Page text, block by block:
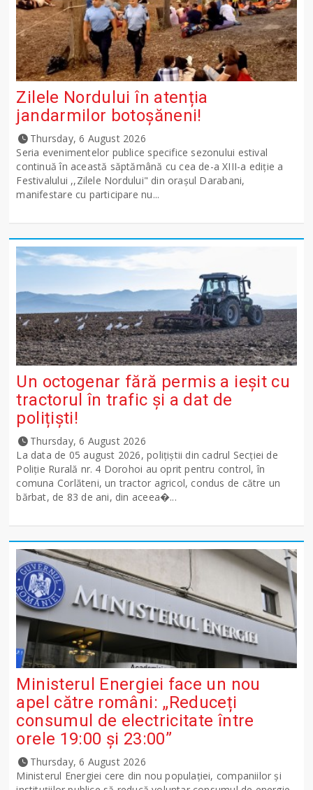
Zilele Nordului în atenția
jandarmilor botoșăneni!
Thursday, 6 August 2026
Seria evenimentelor publice specifice sezonului estival
continuă în această săptămână cu cea de-a XIII-a ediție a
Festivalului ,,Zilele Nordului" din orașul Darabani,
manifestare cu participare nu...
Un octogenar fără permis a ieșit cu
tractorul în trafic și a dat de
polițiști!
Thursday, 6 August 2026
La data de 05 august 2026, polițiștii din cadrul Secției de
Poliție Rurală nr. 4 Dorohoi au oprit pentru control, în
comuna Corlăteni, un tractor agricol, condus de către un
bărbat, de 83 de ani, din aceea�...
Ministerul Energiei face un nou
apel către români: „Reduceți
consumul de electricitate între
orele 19:00 și 23:00”
Thursday, 6 August 2026
Ministerul Energiei cere din nou populației, companiilor și